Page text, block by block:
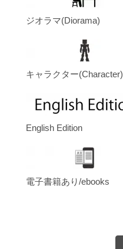
ジオラマ(Diorama)
キャラクター(Character)
English Edition
電子書籍あり/ebooks